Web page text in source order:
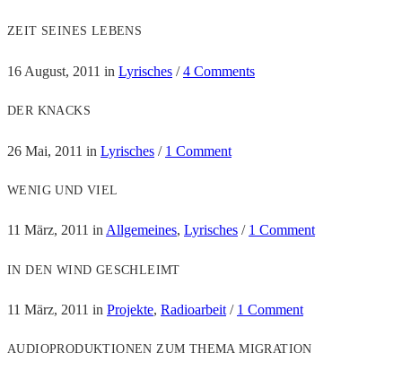
ZEIT SEINES LEBENS
16 August, 2011 in Lyrisches /4 Comments
DER KNACKS
26 Mai, 2011 in Lyrisches / 1 Comment
WENIG UND VIEL
11 März, 2011 in Allgemeines, Lyrisches / 1 Comment
IN DEN WIND GESCHLEIMT
11 März, 2011 in Projekte, Radioarbeit / 1 Comment
AUDIOPRODUKTIONEN ZUM THEMA MIGRATION